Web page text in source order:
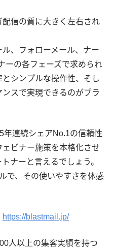
信の質に大きく左右され
、フォローメール、ナー
ーの各フェーズで求められ
シンプルな操作性、そし
スで実現できるのがブラ
年連続シェアNo.1の信頼性
ビナー施策を本格化させ
ナーと言えるでしょう。
で、その使いやすさを体感
https://blastmail.jp/
人以上の集客実績を持つ